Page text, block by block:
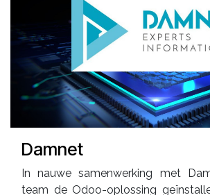
Damnet
In nauwe samenwerking met
team de Odoo-oplossing